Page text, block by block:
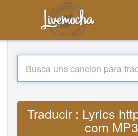
Traducir : Lyrics
com MP3